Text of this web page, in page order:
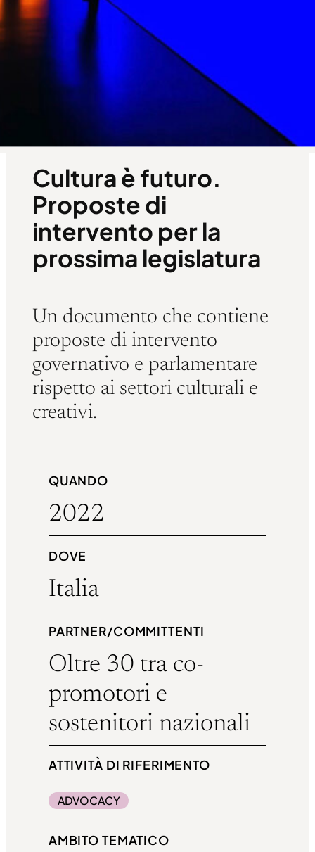
Cultura è futuro.
Proposte di
intervento per la
prossima legislatura
Un documento che contiene
proposte di intervento
governativo e parlamentare
rispetto ai settori culturali e
creativi.
QUANDO
2022
DOVE
Italia
PARTNER/COMMITTENTI
Oltre 30 tra co-
promotori e
sostenitori nazionali
ATTIVITÀ DI RIFERIMENTO
ADVOCACY
AMBITO TEMATICO